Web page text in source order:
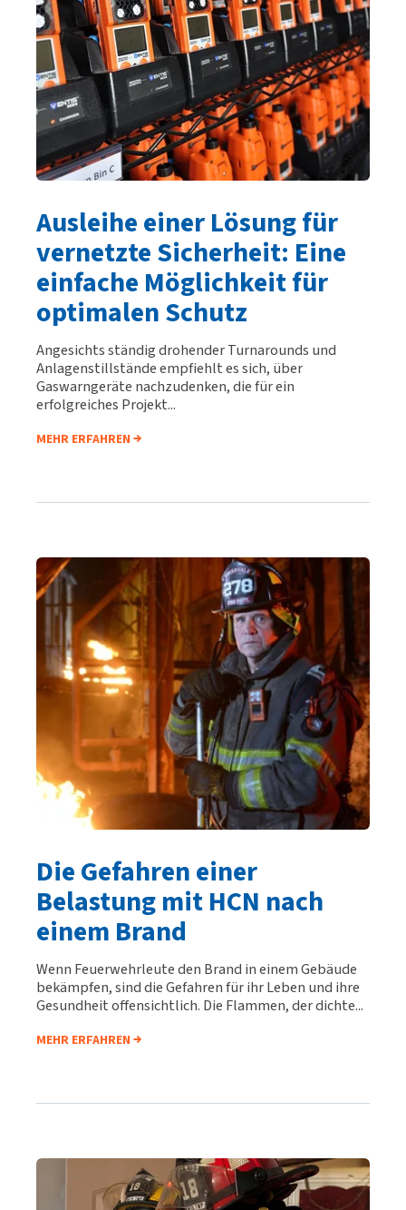
Ausleihe einer Lösung für
vernetzte Sicherheit: Eine
einfache Möglichkeit für
optimalen Schutz
Angesichts ständig drohender Turnarounds und
Anlagenstillstände empfiehlt es sich, über
Gaswarngeräte nachzudenken, die für ein
erfolgreiches Projekt...
MEHR ERFAHREN
Die Gefahren einer
Belastung mit HCN nach
einem Brand
Wenn Feuerwehrleute den Brand in einem Gebäude
bekämpfen, sind die Gefahren für ihr Leben und ihre
Gesundheit offensichtlich. Die Flammen, der dichte...
MEHR ERFAHREN